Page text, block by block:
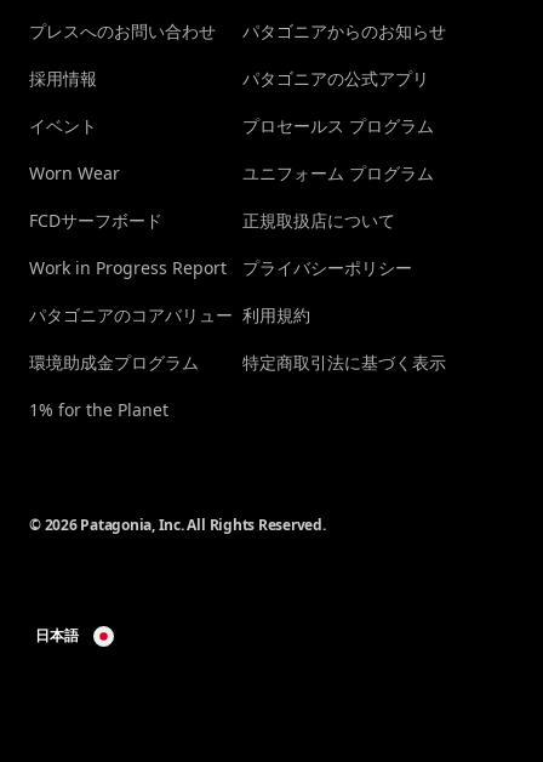
プレスへのお問い合わせ
採用情報
イベント
Worn Wear
FCDサーフボード
Work in Progress Report
パタゴニアのコアバリュー
環境助成金プログラム
1% for the Planet
パタゴニアからのお知らせ
パタゴニアの公式アプリ
プロセールス プログラム
ユニフォーム プログラム
正規取扱店について
プライバシーポリシー
利用規約
特定商取引法に基づく表示
© 2026 Patagonia, Inc. All Rights Reserved.
日本語